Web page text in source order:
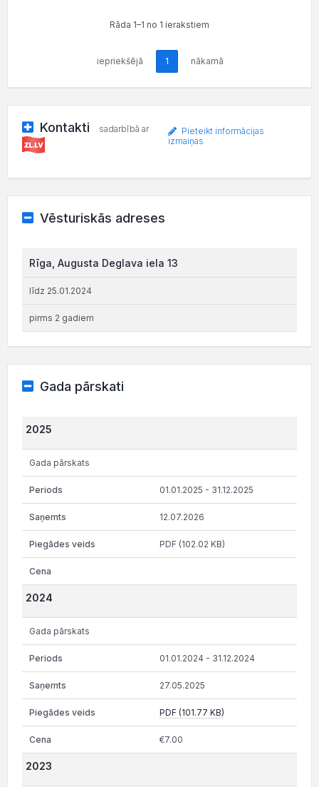
Rāda 1–1 no 1 ierakstiem
iepriekšējā 1 nākamā
Kontakti sadarbībā ar
Pieteikt informācijas
izmaiņas
Vēsturiskās adreses
Rīga, Augusta Deglava iela 13
līdz 25.01.2024
pirms 2 gadiem
Gada pārskati
2025
Gada pārskats
01.01.2025 - 31.12.2025
12.07.2026
PDF (102.02 KB)
2024
Gada pārskats
01.01.2024 - 31.12.2024
27.05.2025
PDF (101.77 KB)
€7.00
2023